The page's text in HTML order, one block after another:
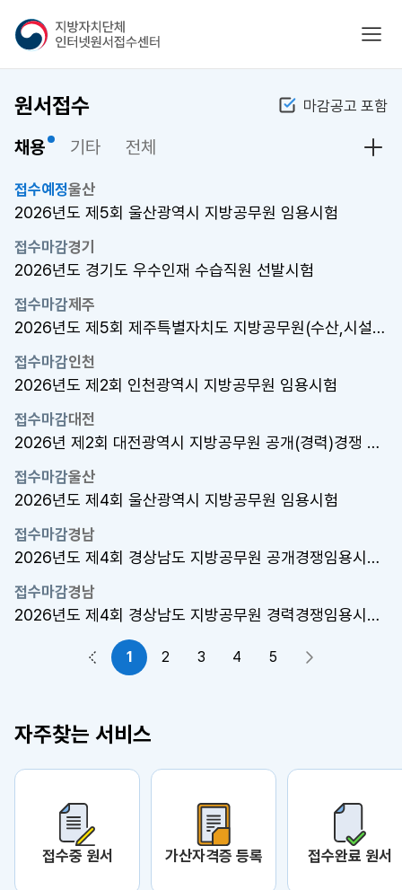
지
방
자
단
인
넷
원
접
수
터
모바
원서접수
채용 기타 전체
접수예정울산
2026년도 제5회 울산광역시 지방공무원 임용시험
접수마감경기
2026년도 경기도 우수인재 수습직원 선발시험
접수마감제주
2026년도 제5회 제주특별자치도 지방공무원(수산,시설관리,운전) 임용..
접수마감인천
2026년도 제2회 인천광역시 지방공무원 임용시험
접수마감대전
2026년 제2회 대전광역시 지방공무원 공개(경력)경쟁 임용시험
접수마감울산
2026년도 제4회 울산광역시 지방공무원 임용시험
접수마감경남
2026년도 제4회 경상남도 지방공무원 공개경쟁임용시험(행정7급)
접수마감경남
2026년도 제4회 경상남도 지방공무원 경력경쟁임용시험[9급 고졸(예정..
이전 페이지
1 2 3 4 5
다음 페이지
마감공고 포함
채
자주찾는 서비스
접수중 원서 가산자격증 등록 접수완료 원서